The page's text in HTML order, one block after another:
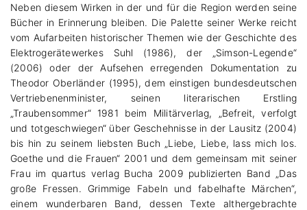
Neben diesem Wirken in der und für die Region werden seine
Bücher in Erinnerung bleiben. Die Palette seiner Werke reicht
vom Aufarbeiten historischer Themen wie der Geschichte des
Elektrogerätewerkes Suhl (1986), der „Simson-Legende“
(2006) oder der Aufsehen erregenden Dokumentation zu
Theodor Oberländer (1995), dem einstigen bundesdeutschen
Vertriebenenminister, seinen literarischen Erstling
„Traubensommer“ 1981 beim Militärverlag, „Befreit, verfolgt
und totgeschwiegen“ über Geschehnisse in der Lausitz (2004)
bis hin zu seinem liebsten Buch „Liebe, Liebe, lass mich los.
Goethe und die Frauen“ 2001 und dem gemeinsam mit seiner
Frau im quartus verlag Bucha 2009 publizierten Band „Das
große Fressen. Grimmige Fabeln und fabelhafte Märchen“,
einem wunderbaren Band, dessen Texte althergebrachte